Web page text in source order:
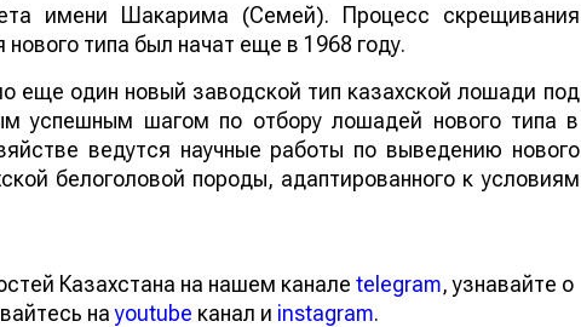
имени Шакарима (Семей). Процесс скрещивания
типа был начат еще в 1968 году.
еще один новый заводской тип казахской лошади под
успешным шагом по отбору лошадей нового типа в
ведутся научные работы по выведению нового
белоголовой породы, адаптированного к условиям
Казахстана на нашем канале telegram, узнавайте о
наyoutube канал и instagram.